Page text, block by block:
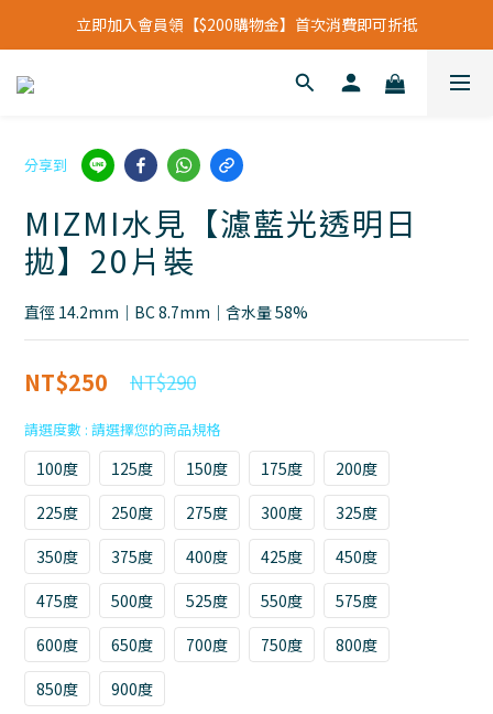
立即加入會員領【$200購物金】首次消費即可折抵
立即加入會員領【$200購物金】首次消費即可折抵
會員福利新升級⁺紅利點數【1點折抵現金$1元】
分享到
MIZMI水見【濾藍光透明日
拋】20片裝
直徑 14.2mm｜BC 8.7mm｜含水量 58%
NT$250 NT$290
請選度數
100度 125度 150度 175度
200度
225度
250度 275度 300度
325度
350度
375度 400度 425度
450度
475度
500度 525度 550度
575度
600度
650度 700度 750度
800度
850度
900度